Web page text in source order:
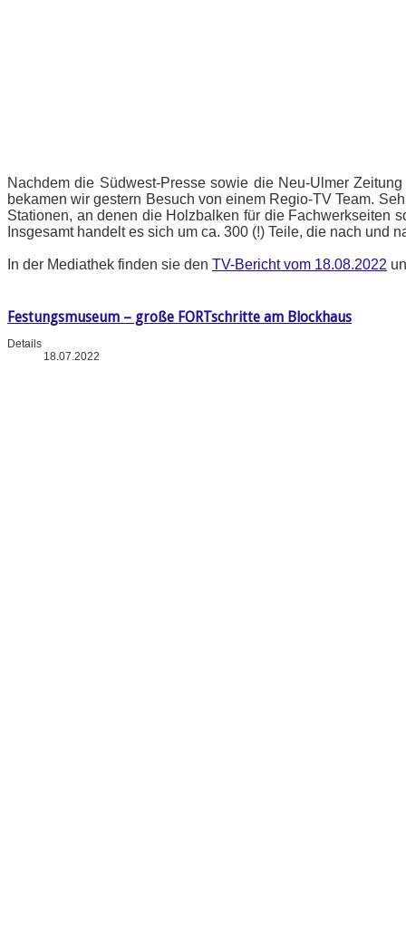
Nachdem die Südwest-Presse sowie die Neu-Ulmer
bekamen wir gestern Besuch von einem Regio-TV Team.
Stationen, an denen die Holzbalken für die Fachwerkseiten
Insgesamt handelt es sich um ca. 300 (!) Teile, die nach und
In der Mediathek finden sie den TV-Bericht vom 18.08.2022
Festungsmuseum – große FORTschritte am Blockhaus
Details
18.07.2022